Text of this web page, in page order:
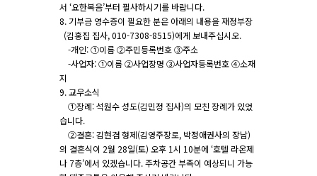
서 ‘요한복음’부터 필사하시기를 바랍니다.
8. 기부금 영수증이 필요한 분은 아래의 내용을 재정부장
(김홍집 집사, 010-7308-8515)에게 보내주십시오.
-개인: ①이름 ②주민등록번호 ③주소
-사업자: ①이름 ②사업장명 ③사업자등록번호 ④소재
지
9. 교우소식
①장례: 석원수 성도(김민정 집사)의 모친 장례가 있었
습니다.
②결혼: 김현겸 형제(김영주장로, 박정애권사의 장남)
의 결혼식이 2월 28일(토) 오후 1시 10분에 ‘호텔 라온제
나 7층’에서 있겠습니다. 주차공간 부족이 예상되니 가능